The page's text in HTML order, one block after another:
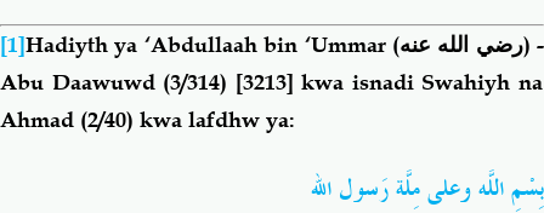
[1]Hadiyth ya ‘Abdullaah bin ‘Ummar (رضي الله عنه) -
Abu Daawuwd (3/314) [3213] kwa isnadi Swahiyh na
Ahmad (2/40) kwa lafdhw ya:
بِسْمِ اللّه وَعلى مِلَّة رَسول الله